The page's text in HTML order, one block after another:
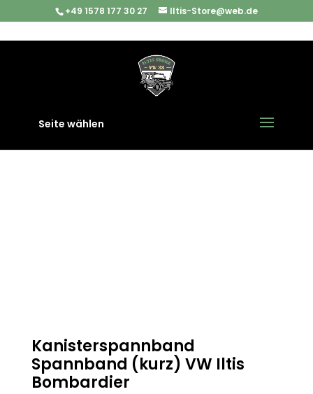
+49 1578 177 30 27 Iltis-Store@web.de
Seite wählen
Interieur/ Kanisterspannband
Spannband (kurz) VW Iltis Bombardier
Kanisterspannband
Spannband (kurz) VW Iltis
Bombardier